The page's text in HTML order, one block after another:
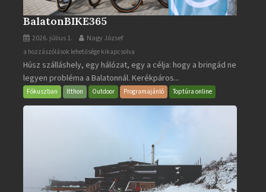
BalatonBIKE365
2026. július 1. Nagy József
BalatonBIKE365
bejegyzéshez
a hozzászólások lehetősége kikapcsolva
Húsz szálláshely, egy hálózat, egy a célja: hogy a bringád ne
legyen probléma a Balatonnál. Kerékpáros...
Fókuszban Itthon Outdoor Programajánló Toptúra online